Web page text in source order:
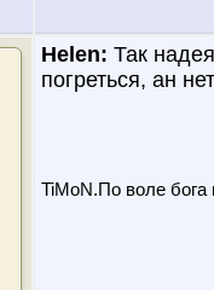
Helen: Так
погреться, ан
TiMoN.По воле